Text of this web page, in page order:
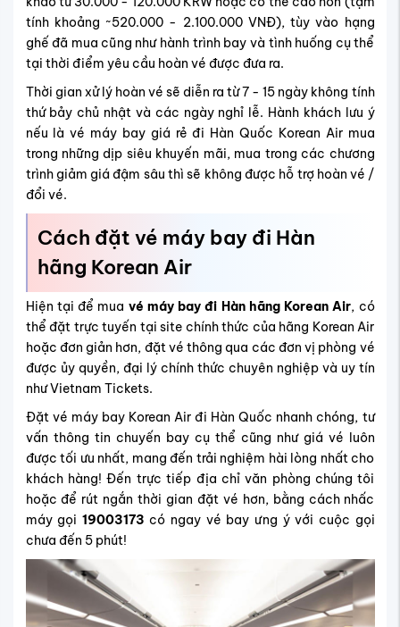
tính khoảng ~520.000 - 2.100.000 VNĐ), tùy vào hạng
ghế đã mua cũng như hành trình bay và tình huống cụ thể
tại thời điểm yêu cầu hoàn vé được đưa ra.
Thời gian xử lý hoàn vé sẽ diễn ra từ 7 - 15 ngày không tính
thứ bảy chủ nhật và các ngày nghỉ lễ. Hành khách lưu ý
nếu là vé máy bay giá rẻ đi Hàn Quốc Korean Air mua
trong những dịp siêu khuyến mãi, mua trong các chương
trình giảm giá đậm sâu thì sẽ không được hỗ trợ hoàn vé /
đổi vé.
Cách đặt vé máy bay đi Hàn
hãng Korean Air
Hiện tại để mua vé máy bay đi Hàn hãng Korean Air, có
thể đặt trực tuyến tại site chính thức của hãng Korean Air
hoặc đơn giản hơn, đặt vé thông qua các đơn vị phòng vé
được ủy quyền, đại lý chính thức chuyên nghiệp và uy tín
như Vietnam Tickets.
Đặt vé máy bay Korean Air đi Hàn Quốc nhanh chóng, tư
vấn thông tin chuyến bay cụ thể cũng như giá vé luôn
được tối ưu nhất, mang đến trải nghiệm hài lòng nhất cho
khách hàng! Đến trực tiếp địa chỉ văn phòng chúng tôi
hoặc để rút ngắn thời gian đặt vé hơn, bằng cách nhấc
máy gọi 19003173 có ngay vé bay ưng ý với cuộc gọi
chưa đến 5 phút!